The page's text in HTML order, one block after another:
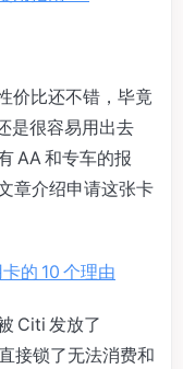
价比还不错，毕竟
是很容易用出去
AA 和专车的报
章介绍申请这张卡
的 10 个理由
Citi 发放了
接锁了无法消费和